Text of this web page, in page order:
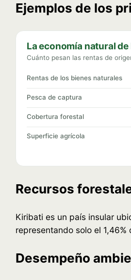
Ejemplos de los
La economía natural
Cuánto pesan las rentas de
Rentas de los bienes naturales
Pesca de captura
Cobertura forestal
Superficie agrícola
Recursos
Kiribati es un país insular
representando solo el
Desempeño